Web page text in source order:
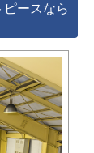
ースなら